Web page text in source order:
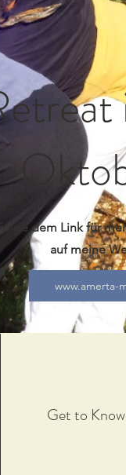
Folge dem Link für
auf meine
www.amerta-
Get to